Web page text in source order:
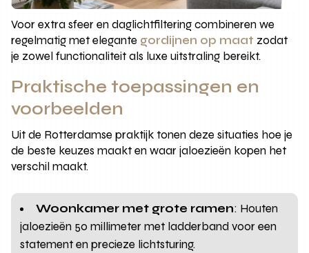
Voor extra sfeer en daglichtfiltering combineren we
regelmatig met elegante gordijnen op maat zodat
je zowel functionaliteit als luxe uitstraling bereikt.
Praktische toepassingen en
voorbeelden
Uit de Rotterdamse praktijk tonen deze situaties hoe je
de beste keuzes maakt en waar jaloezieën kopen het
verschil maakt.
Woonkamer met grote ramen: Houten
jaloezieën 50 millimeter met ladderband voor een
statement en precieze lichtsturing.